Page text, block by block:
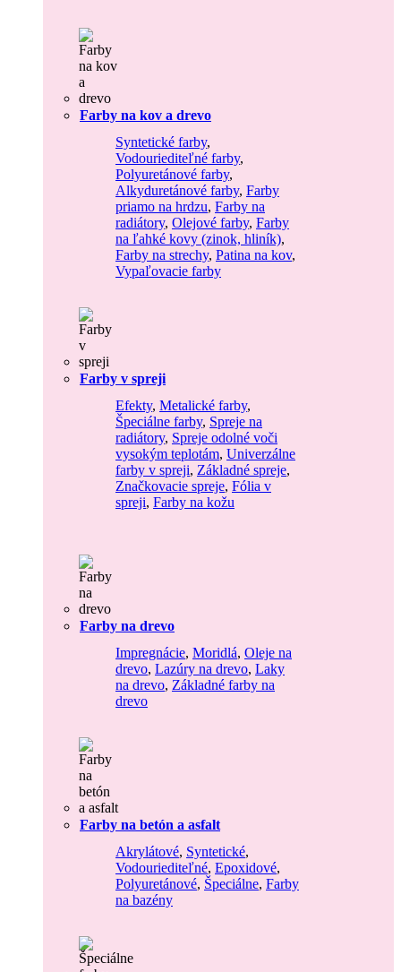
Farby na kov a drevo
Syntetické farby,
Vodouriediteľné farby,
Polyuretánové farby,
Alkyduretánové farby, Farby
priamo na hrdzu, Farby na
radiátory, Olejové farby, Farby
na ľahké kovy (zinok, hliník),
Farby na strechy, Patina na kov,
Vypaľovacie farby
Farby v spreji
Efekty, Metalické farby,
Špeciálne farby, Spreje na
radiátory, Spreje odolné voči
vysokým teplotám, Univerzálne
farby v spreji, Základné spreje,
Značkovacie spreje, Fólia v
spreji, Farby na kožu
Farby na drevo
Impregnácie, Moridlá, Oleje na
drevo, Lazúry na drevo, Laky
na drevo, Základné farby na
drevo
Farby na betón a asfalt
Akrylátové, Syntetické,
Vodouriediteľné, Epoxidové,
Polyuretánové, Špeciálne, Farby
na bazény